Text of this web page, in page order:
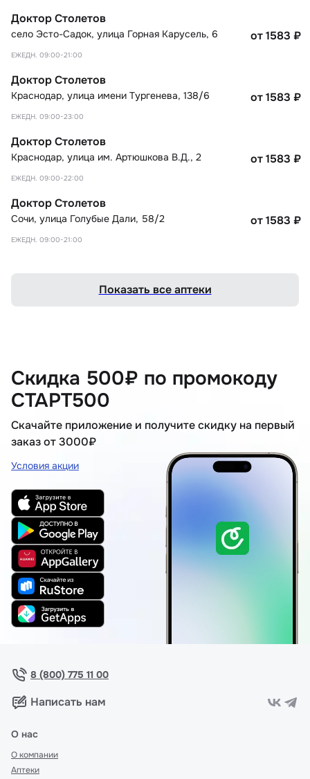
Доктор Столетов
село Эсто-Садок, улица Горная Карусель, 6
ЕЖЕДН. 09:00-21:00
от 1583 ₽
Доктор Столетов
Краснодар, улица имени Тургенева, 138/6
ЕЖЕДН. 09:00-23:00
от 1583 ₽
Доктор Столетов
Краснодар, улица им. Артюшкова В.Д., 2
ЕЖЕДН. 09:00-22:00
от 1583 ₽
Доктор Столетов
Сочи, улица Голубые Дали, 58/2
ЕЖЕДН. 09:00-21:00
от 1583 ₽
Показать все аптеки
Скидка 500₽ по промокоду
СТАРТ500
Скачайте приложение и получите скидку на первый
заказ от 3000₽
Условия акции
8 (800) 775 11 00
Написать нам
О нас
О компании
Аптеки